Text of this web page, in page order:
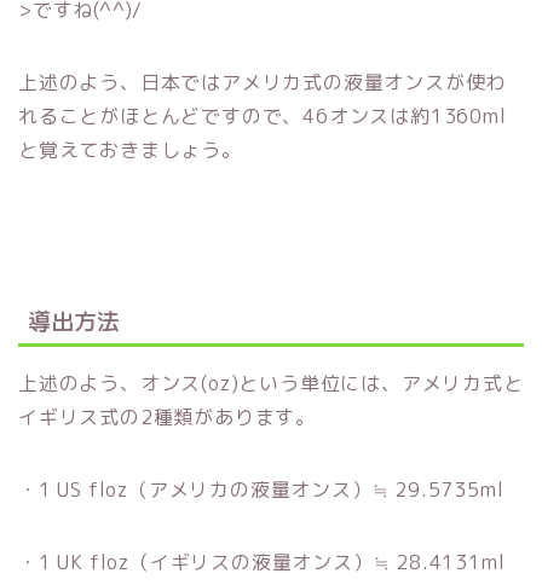
>ですね(^^)/
上述のよう、日本ではアメリカ式の液量オンスが使わ
れることがほとんどですので、46オンスは約1360ml
と覚えておきましょう。
導出方法
上述のよう、オンス(oz)という単位には、アメリカ式と
イギリス式の2種類があります。
・1 US floz（アメリカの液量オンス）≒ 29.5735ml
・1 UK floz（イギリスの液量オンス）≒ 28.4131ml